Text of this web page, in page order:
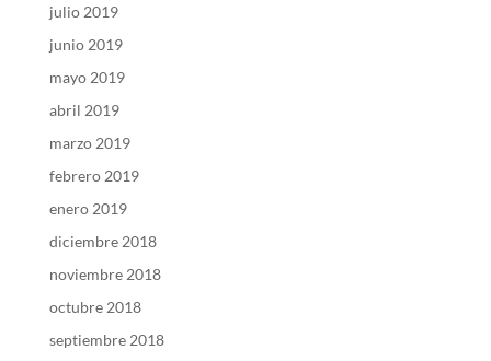
julio 2019
junio 2019
mayo 2019
abril 2019
marzo 2019
febrero 2019
enero 2019
diciembre 2018
noviembre 2018
octubre 2018
septiembre 2018